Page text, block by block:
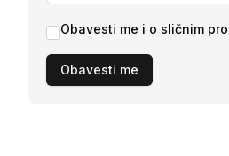
Obavesti me i o sličnim
Obavesti me